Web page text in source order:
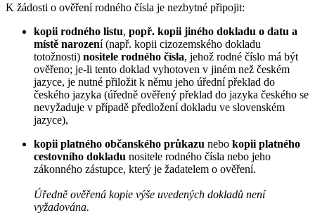
K žádosti o ověření rodného čísla je nezbytné připojit:
kopii rodného listu, popř. kopii jiného dokladu o datu a
místě narození (např. kopii cizozemského dokladu
totožnosti) nositele rodného čísla, jehož rodné číslo má být
ověřeno; je-li tento doklad vyhotoven v jiném než českém
jazyce, je nutné přiložit k němu jeho úřední překlad do
českého jazyka (úředně ověřený překlad do jazyka českého se
nevyžaduje v případě předložení dokladu ve slovenském
jazyce),
kopii platného občanského průkazu nebo kopii platného
cestovního dokladu nositele rodného čísla nebo jeho
zákonného zástupce, který je žadatelem o ověření.
Úředně ověřená kopie výše uvedených dokladů není
vyžadována.